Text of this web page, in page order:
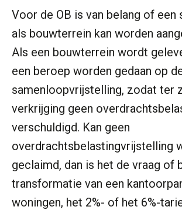
Voor de OB is van belang of een
als bouwterrein kan worden
Als een bouwterrein wordt
een beroep worden gedaan op
samenloopvrijstelling, zodat ter
verkrijging geen
verschuldigd. Kan geen
overdrachtsbelastingvrijstelling
geclaimd, dan is het de vraag of
transformatie van een
woningen, het 2%- of het 6%-
drs. Volken
Arnaud Booij